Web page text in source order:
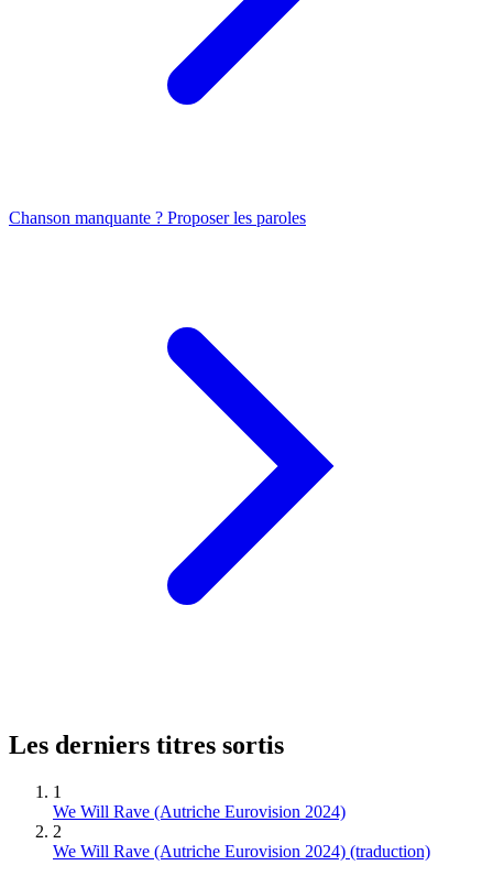
Chanson manquante ? Proposer les paroles
Les derniers titres sortis
1
We Will Rave (Autriche Eurovision 2024)
2
We Will Rave (Autriche Eurovision 2024) (traduction)